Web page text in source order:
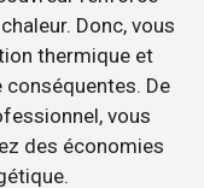
Donc, vous
thermique et
conséquentes. De
vous
des économies